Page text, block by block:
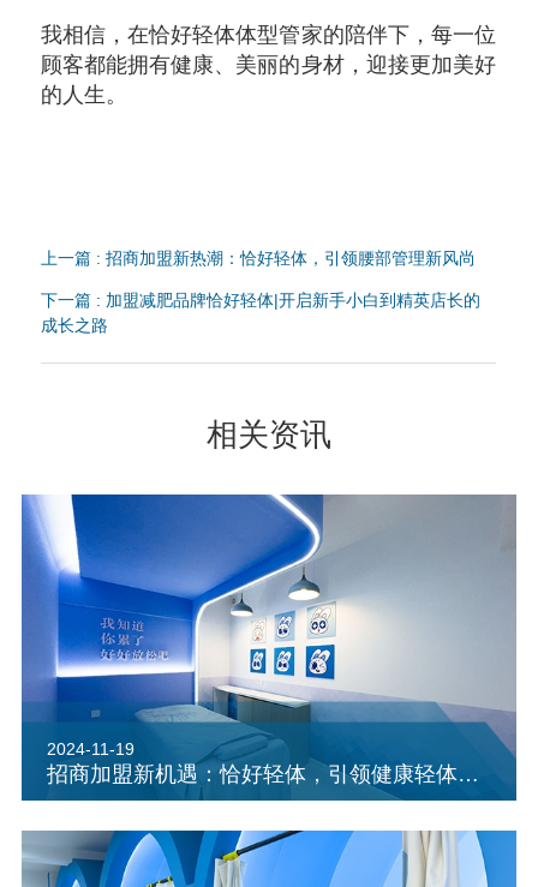
我相信，在恰好轻体体型管家的陪伴下，每一位
顾客都能拥有健康、美丽的身材，迎接更加美好
的人生。
上一篇 : 招商加盟新热潮：恰好轻体，引领腰部管理新风尚
下一篇 : 加盟减肥品牌恰好轻体|开启新手小白到精英店长的
成长之路
相关资讯
2024-11-19
招商加盟新机遇：恰好轻体，引领健康轻体新风尚